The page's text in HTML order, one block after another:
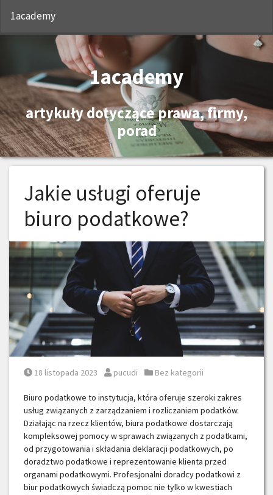
1academy
1academy
artykuły dotyczące prawa, firmy,
porad
Jakie usługi oferuje
biuro podatkowe?
Posted on
18 listopada 2023 Posted by
pucudi Posted in
Bez kategorii
Biuro podatkowe to instytucja, która oferuje szeroki zakres
usług związanych z zarządzaniem i rozliczaniem podatków.
Działając na rzecz klientów, biura podatkowe dostarczają
kompleksowej pomocy w sprawach związanych z podatkami,
od przygotowania i składania deklaracji podatkowych, po
doradztwo podatkowe i reprezentowanie klienta przed
organami podatkowymi. Profesjonalni doradcy podatkowi z
biur podatkowych świadczą pomoc nie tylko w kwestiach